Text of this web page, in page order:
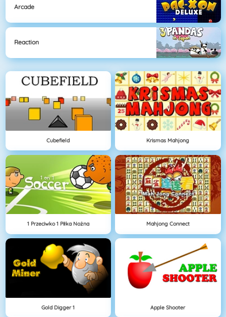
Arcade
Reaction
Cubefield Krismas Mahjong
1 Przeciwko 1 Piłka Nożna Mahjong Connect
Gold Digger 1 Apple Shooter